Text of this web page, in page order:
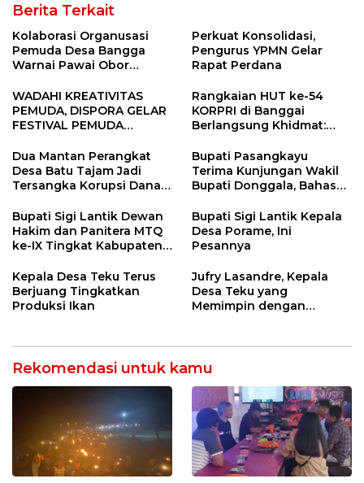
Berita Terkait
Kolaborasi Organusasi
Pemuda Desa Bangga
Warnai Pawai Obor
2026
Perkuat Konsolidasi,
Pengurus YPMN Gelar
Rapat Perdana
WADAHI KREATIVITAS
PEMUDA, DISPORA GELAR
FESTIVAL PEMUDA
Rangkaian HUT ke-54
KORPRI di Banggai
Berlangsung Khidmat:
hingga Ramah Tamah
Dua Mantan Perangkat
Desa Batu Tajam Jadi
Tersangka Korupsi Dana
Bupati Pasangkayu
Terima Kunjungan Wakil
Bupati Donggala, Bahas
Bupati Sigi Lantik Dewan
Hakim dan Panitera MTQ
ke-IX Tingkat Kabupaten
Bupati Sigi Lantik Kepala
Desa Porame, Ini
Pesannya
Kepala Desa Teku Terus
Berjuang Tingkatkan
Produksi Ikan
Jufry Lasandre, Kepala
Desa Teku yang
Memimpin dengan
Rekomendasi untuk kamu